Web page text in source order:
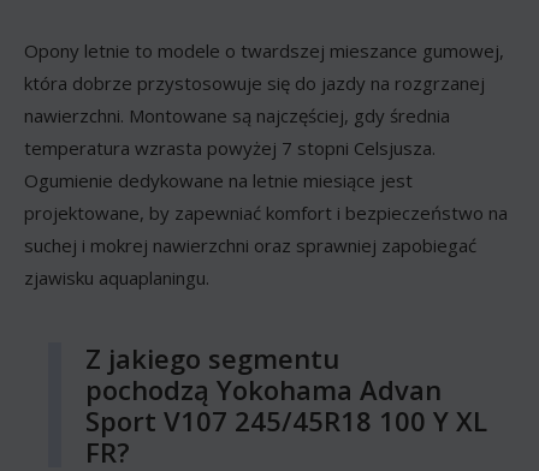
Opony letnie to modele o twardszej mieszance gumowej,
która dobrze przystosowuje się do jazdy na rozgrzanej
nawierzchni. Montowane są najczęściej, gdy średnia
temperatura wzrasta powyżej 7 stopni Celsjusza.
Ogumienie dedykowane na letnie miesiące jest
projektowane, by zapewniać komfort i bezpieczeństwo na
suchej i mokrej nawierzchni oraz sprawniej zapobiegać
zjawisku aquaplaningu.
Z jakiego segmentu
pochodzą Yokohama Advan
Sport V107 245/45R18 100 Y XL
FR?